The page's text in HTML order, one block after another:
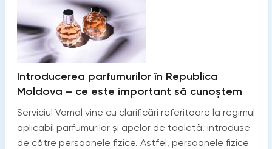
Introducerea parfumurilor în Republica
Moldova – ce este important să cunoștem
Serviciul Vamal vine cu clarificări referitoare la regimul
aplicabil parfumurilor și apelor de toaletă, introduse
de către persoanele fizice. Astfel, persoanele fizice